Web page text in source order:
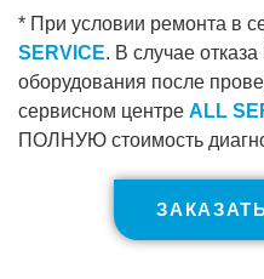
* При условии ремонта в
SERVICE. В случае
оборудования после
сервисном центре ALL
ПОЛНУЮ стоимость